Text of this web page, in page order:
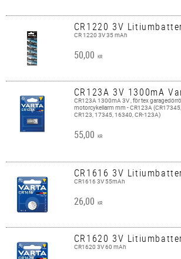
CR1220 3V
CR 1220 3V 35 mAh
50,00 KR
CR123A 3V 1300mA
CR123A 1300mA 3V , för tex
motorcykellarm mm - CR123A
CR123, 17345, 16340, CR-123A)
55,00 KR
CR1616 3V
CR1616 3V 55mAh
26,00 KR
CR1620 3V
CR1620 3V 60 mAh